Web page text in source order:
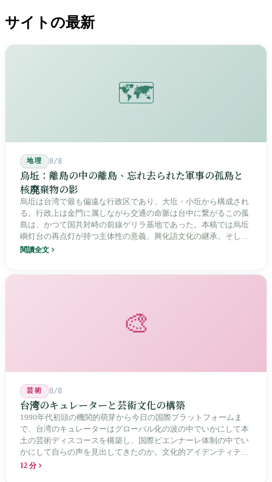
サイトの最新
🗺️
地理 8/8
烏坵：離島の中の離島、忘れ去られた軍事の孤島と
核廃棄物の影
烏坵は台湾で最も偏遠な行政区であり、大坵・小坵から構成され
る。行政上は金門に属しながら交通の命脈は台中に繋がるこの孤
島は、かつて国共対峙の前線ゲリラ基地であった。本稿では烏坵
嶼灯台の再点灯が持つ主体性の意義、興化語文化の継承、そして
20年にわたる核廃棄物処分場選定をめぐる住民投票の論争を深く
閱讀全文
🎨
芸術 8/8
台湾のキュレーターと芸術文化の構築
1990年代初頭の機関的萌芽から今日の国際プラットフォームま
で、台湾のキュレーターはグローバル化の波の中でいかにして本
土の芸術ディスコースを構築し、国際ビエンナーレ体制の中でい
かにして自らの声を見出してきたのか。文化的アイデンティティ
と専門的制度の30年にわたる進化の歴史。
12 分